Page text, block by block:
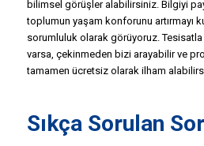
bilimsel görüşler alabilirsiniz. Bilgiyi
toplumun yaşam konforunu artırmayı
sorumluluk olarak görüyoruz. Tesisatla
varsa, çekinmeden bizi arayabilir ve
tamamen ücretsiz olarak ilham
Sıkça Sorulan